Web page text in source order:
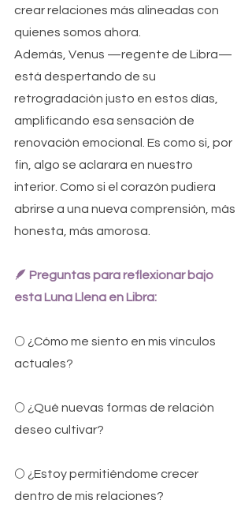
crear relaciones más alineadas con
quienes somos ahora.
Además, Venus —regente de Libra—
está despertando de su
retrogradación justo en estos días,
amplificando esa sensación de
renovación emocional. Es como si, por
fin, algo se aclarara en nuestro
interior. Como si el corazón pudiera
abrirse a una nueva comprensión, más
honesta, más amorosa.
🪶 Preguntas para reflexionar bajo
esta Luna Llena en Libra:
🌕 ¿Cómo me siento en mis vínculos
actuales?
🌕 ¿Qué nuevas formas de relación
deseo cultivar?
🌕 ¿Estoy permitiéndome crecer
dentro de mis relaciones?